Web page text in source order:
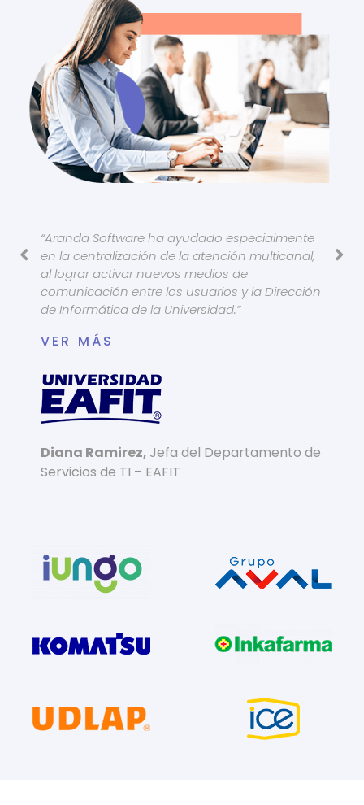
“Aranda Software ha ayudado especialmente
en la centralización de la atención multicanal,
al lograr activar nuevos medios de
comunicación entre los usuarios y la Dirección
de Informática de la Universidad.”
VER MÁS
Diana Ramirez,Jefa del Departamento de
Servicios de TI – EAFIT